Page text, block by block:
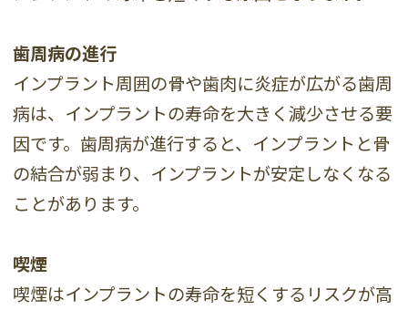
歯周病の進行
インプラント周囲の骨や歯肉に炎症が広がる歯周
病は、インプラントの寿命を大きく減少させる要
因です。歯周病が進行すると、インプラントと骨
の結合が弱まり、インプラントが安定しなくなる
ことがあります。
喫煙
喫煙はインプラントの寿命を短くするリスクが高